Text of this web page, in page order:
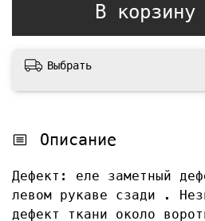
В корзину
Выбрать
Описание
Дефект: еле заметный
левом рукаве сзади .
дефект ткани около